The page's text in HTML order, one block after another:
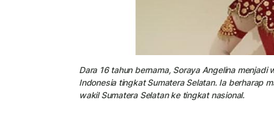
Dara 16 tahun bernama, Soraya Angelina
Indonesia tingkat Sumatera Selatan. Ia berharap
wakil Sumatera Selatan ke tingkat nasional.